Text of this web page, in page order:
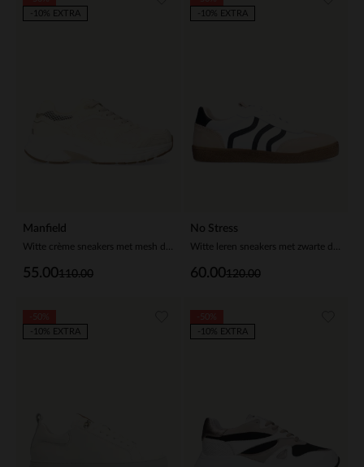
Manfield
110.00
55.00
-10% EXTRA
No Stress
120.00
60.00
-10% EXTRA
-10% EXTRA
-10% EXTRA